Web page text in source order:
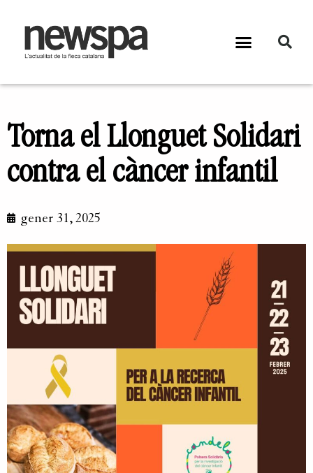
Torna el Llonguet Solidari
contra el càncer infantil
gener 31, 2025